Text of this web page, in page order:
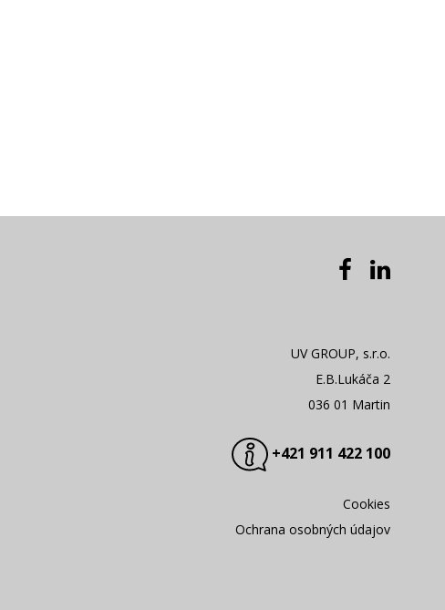
UV GROUP, s.r.o.
E.B.Lukáča 2
036 01 Martin
+421 911 422 100
Cookies
Ochrana osobných údajov